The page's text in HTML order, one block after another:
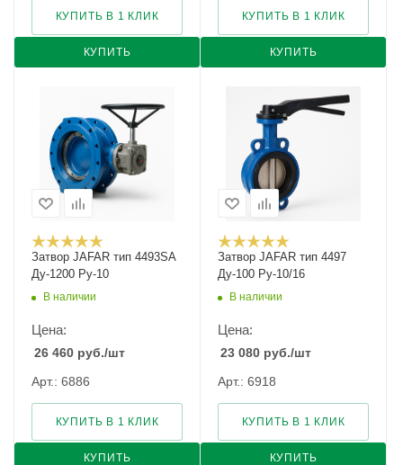
КУПИТЬ
КУПИТЬ В 1 КЛИК
КУПИТЬ
КУПИТЬ В 1 КЛИК
Затвор JAFAR тип 4493SA
Ду-1200 Ру-10
В наличии
Цена:
26 460 руб./шт
Арт.: 6886
КУПИТЬ
КУПИТЬ В 1 КЛИК
Затвор JAFAR тип 4497
Ду-100 Ру-10/16
В наличии
Цена:
23 080 руб./шт
Арт.: 6918
КУПИТЬ
КУПИТЬ В 1 КЛИК